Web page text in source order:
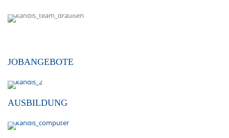
JOBANGEBOTE
AUSBILDUNG